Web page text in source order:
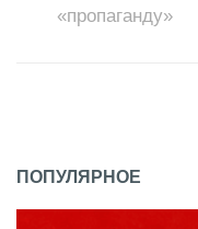
«пропаганду»
ПОПУЛЯРНОЕ